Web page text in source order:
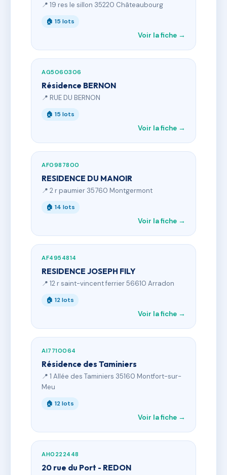
📍 19 res le sillon 35220 Châteaubourg
🏠 15 lots
Voir la fiche →
AG5060306
Résidence BERNON
📍 RUE DU BERNON
🏠 15 lots
Voir la fiche →
AF0987800
RESIDENCE DU MANOIR
📍 2 r paumier 35760 Montgermont
🏠 14 lots
Voir la fiche →
AF4954814
RESIDENCE JOSEPH FILY
📍 12 r saint-vincent ferrier 56610 Arradon
🏠 12 lots
Voir la fiche →
AI7710064
Résidence des Taminiers
📍 1 Allée des Taminiers 35160 Montfort-sur-
Meu
🏠 12 lots
Voir la fiche →
AH0222448
20 rue du Port - REDON